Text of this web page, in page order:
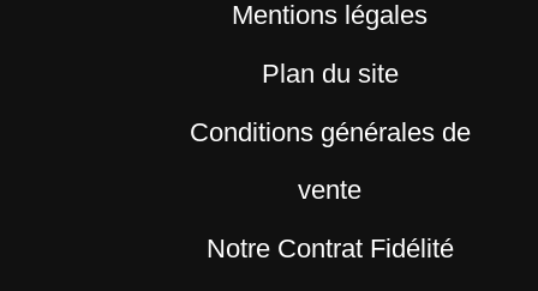
Mentions légales
Plan du site
Conditions générales de
vente
Notre Contrat Fidélité